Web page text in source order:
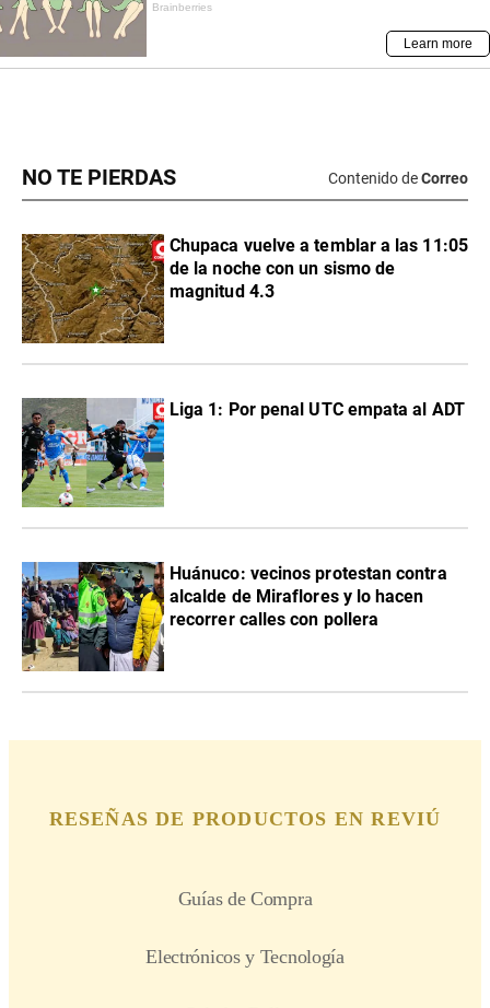
NO TE PIERDAS Contenido deCorreo
Chupaca vuelve a temblar a las 11:05
de la noche con un sismo de
magnitud 4.3
Liga 1: Por penal UTC empata al ADT
Huánuco: vecinos protestan contra
alcalde de Miraflores y lo hacen
recorrer calles con pollera